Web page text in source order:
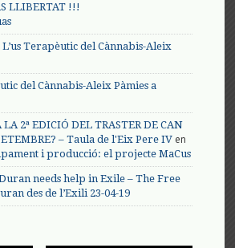
LLIBERTAT !!!
L’us Terapèutic del Cànnabis-Aleix
del Cànnabis-Aleix Pàmies a
LA 2ª EDICIÓ DEL TRASTER DE CAN
– Taula de l'Eix Pere IV en
i producció: el projecte MaCus
needs help in Exile – The Free
des de l’Exili 23-04-19